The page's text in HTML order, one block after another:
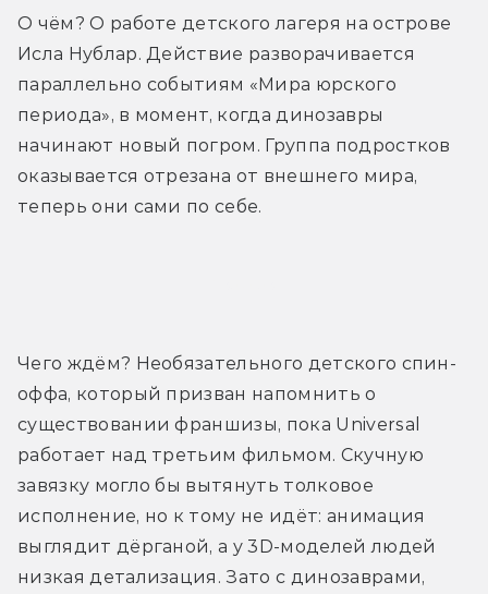
О чём? О работе детского лагеря на острове
Исла Нублар. Действие разворачивается
параллельно событиям «Мира юрского
периода», в момент, когда динозавры
начинают новый погром. Группа подростков
оказывается отрезана от внешнего мира,
теперь они сами по себе.
Чего ждём? Необязательного детского спин-
оффа, который призван напомнить о
существовании франшизы, пока Universal
работает над третьим фильмом. Скучную
завязку могло бы вытянуть толковое
исполнение, но к тому не идёт: анимация
выглядит дёрганой, а у 3D-моделей людей
низкая детализация. Зато с динозаврами,